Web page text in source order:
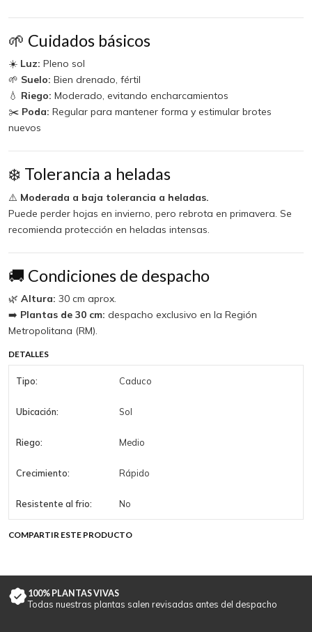
🌱 Cuidados básicos
☀️ Luz: Pleno sol
🌱 Suelo: Bien drenado, fértil
💧 Riego: Moderado, evitando encharcamientos
✂️ Poda: Regular para mantener forma y estimular brotes
nuevos
❄️ Tolerancia a heladas
⚠️ Moderada a baja tolerancia a heladas.
Puede perder hojas en invierno, pero rebrota en primavera. Se
recomienda protección en heladas intensas.
🚚 Condiciones de despacho
🌿 Altura: 30 cm aprox.
➡️ Plantas de 30 cm: despacho exclusivo en la Región
Metropolitana (RM).
DETALLES
Tipo: Caduco
Ubicación: Sol
Riego: Medio
Crecimiento: Rápido
Resistente al frio: No
COMPARTIR ESTE PRODUCTO
100% PLANTAS VIVAS
Todas nuestras plantas salen revisadas antes del despacho